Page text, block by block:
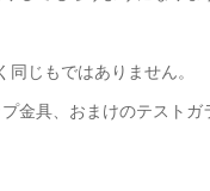
じもではありません。
金具、おまけのテストガ